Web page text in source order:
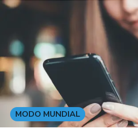
MODO MUNDIAL